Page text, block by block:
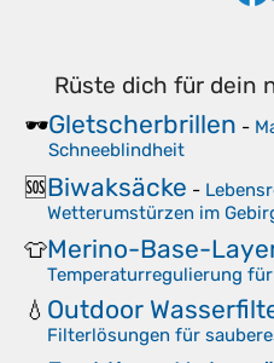
Rüste dich für dein
🕶️Gletscherbrillen -
Schneeblindheit
🆘Biwaksäcke -
Wetterumstürzen im
👕Merino-Base-
Temperaturregulierung
💧 Outdoor
Filterlösungen für